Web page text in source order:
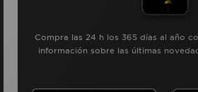
Compra las 24 h los 365 días al año
información sobre las últimas